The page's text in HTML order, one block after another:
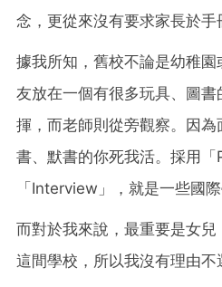
念，更從來沒有要求家長於手
據我所知，舊校不論是幼稚
友放在一個有很多玩具、圖
揮，而老師則從旁觀察。因
書、默書的你死我活。採用
「Interview」，就是一些國
而對於我來說，最重要是女
這間學校，所以我沒有理由不